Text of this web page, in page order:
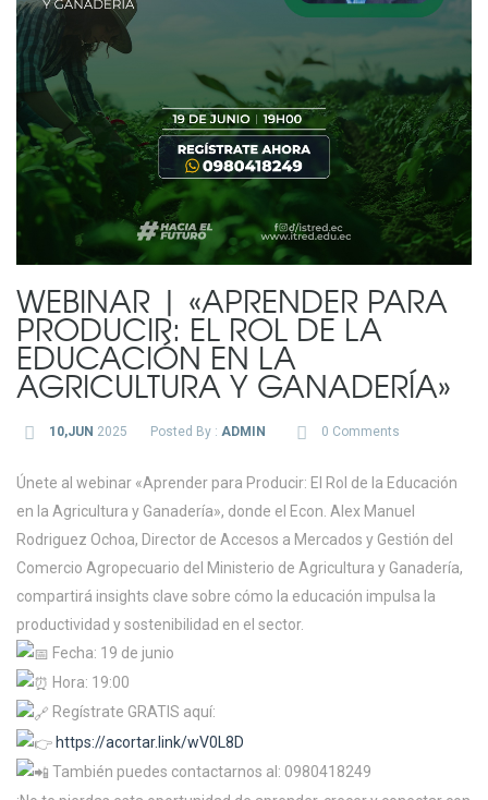
WEBINAR | «APRENDER PARA
PRODUCIR: EL ROL DE LA
EDUCACIÓN EN LA
AGRICULTURA Y GANADERÍA»
10,JUN 2025 Posted By : ADMIN 0 Comments
Únete al webinar «Aprender para Producir: El Rol de la Educación
en la Agricultura y Ganadería», donde el Econ. Alex Manuel
Rodriguez Ochoa, Director de Accesos a Mercados y Gestión del
Comercio Agropecuario del Ministerio de Agricultura y Ganadería,
compartirá insights clave sobre cómo la educación impulsa la
productividad y sostenibilidad en el sector.
Fecha: 19 de junio
Hora: 19:00
Regístrate GRATIS aquí:
https://acortar.link/wV0L8D
También puedes contactarnos al: 0980418249